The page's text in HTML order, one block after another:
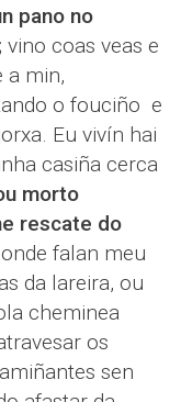
pano no
vino coas veas e
a min,
o fouciño e
Eu vivín hai
casiña cerca
morto
rescate do
falan meu
da lareira, ou
cheminea
os
sen